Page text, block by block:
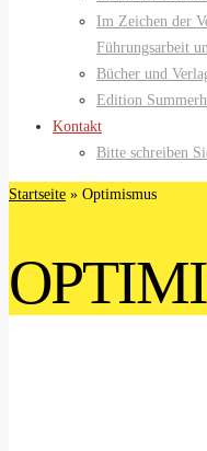
Im Zeichen der
Führungsarbeit
Bücher und
Edition
Kontakt
Bitte schreiben
Startseite » Optimismus